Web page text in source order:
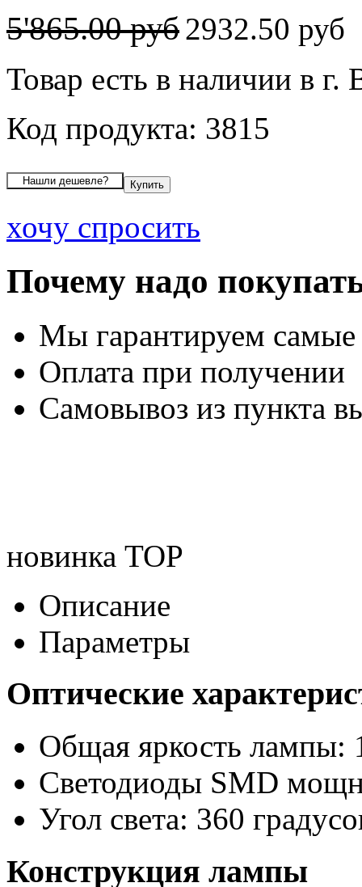
5'865.00 руб2932.50 руб
Товар есть в наличии в г.
Код продукта: 3815
хочу спросить
Почему надо
Мы гарантируем
Оплата при получении
Самовывоз из пункта
новинка TOP
Описание
Параметры
Оптические
Общая яркость лампы:
Светодиоды SMD
Угол света: 360
Конструкция лампы